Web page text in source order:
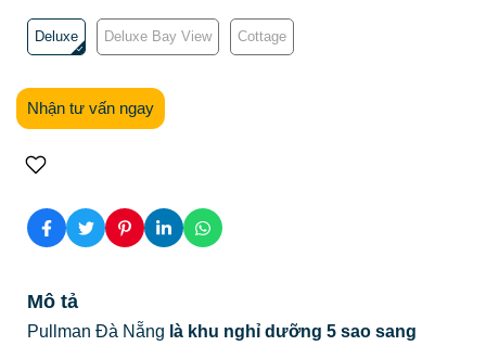
Deluxe Deluxe Bay View Cottage
Nhận tư vấn ngay
Mô tả
Pullman Đà Nẵng là khu nghỉ dưỡng 5 sao sang